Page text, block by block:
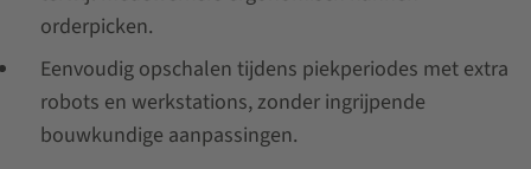
orderpicken.
Eenvoudig opschalen tijdens piekperiodes met extra
robots en werkstations, zonder ingrijpende
bouwkundige aanpassingen.